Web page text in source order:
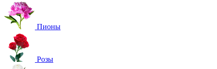
Пионы
Розы